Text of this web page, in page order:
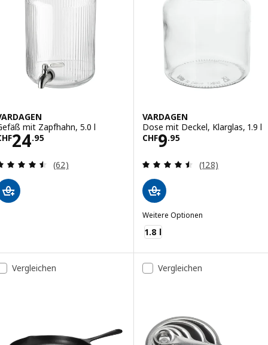
mit Zapfhahn, 5.0 l
24.95
CHF 24.95
Bewertungen: 4.5 von 5 Sternen. Bewertungen
(62)
VARDAGEN
Dose mit Deckel, Klarglas, 1.9 l
CHF9.95
Preis CHF 9.95
Bewertungen:
(128)
Weitere Optionen
VARDAGEN
1.8 l
Vergleichen Vergleichen